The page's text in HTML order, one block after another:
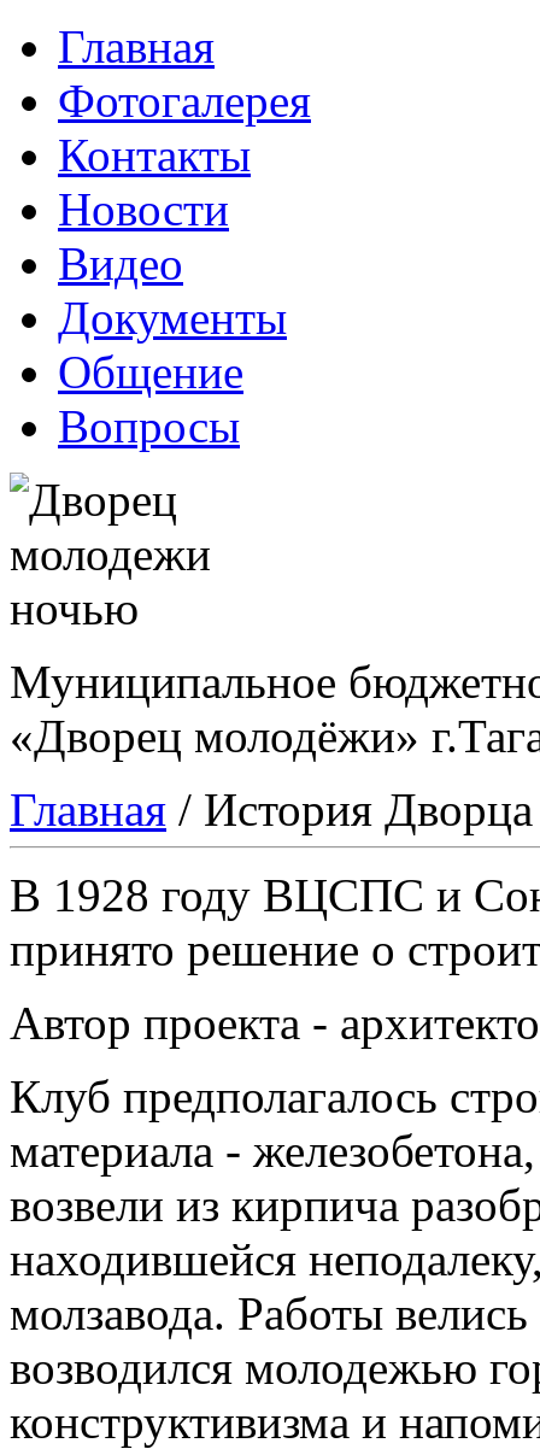
Главная
Фотогалерея
Контакты
Новости
Видео
Документы
Общение
Вопросы
Муниципальное
«Дворец молодёжи»
Главная / История Дворца
В 1928 году ВЦСПС и
принято решение о
Автор проекта -
Клуб предполагалось
материала -
возвели из кирпича
находившейся
молзавода. Работы
возводился молодежью
конструктивизма и